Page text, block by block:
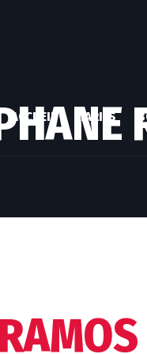
ACCUEIL TARIFS